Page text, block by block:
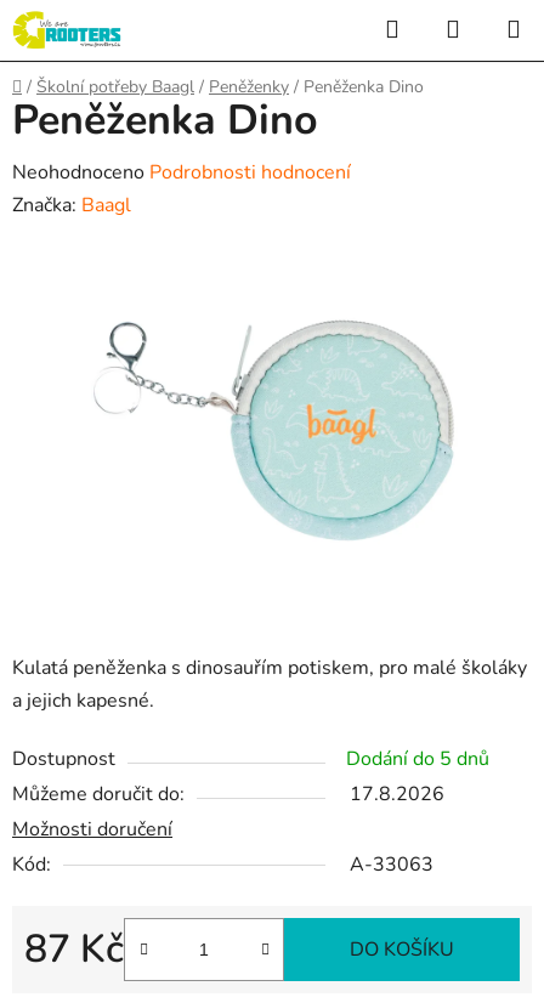
Přejít
na
obsah
Hledat
KOŠÍK
Domů
/ Školní potřeby Baagl / Peněženky / Peněženka Dino
Kulatá peněženka s dinosauřím potiskem, pro malé školáky
a jejich kapesné.
Dostupnost
Dodání do 5 dnů
Můžeme doručit do:
17.8.2026
Možnosti doručení
Kód:
A-33063
87 Kč
Měrná cena:
DO KOŠÍKU
Peněženka Dino
Průměrné
hodnocení
hvězdiček.
Neohodnoceno Podrobnosti hodnocení
Značka: Baagl